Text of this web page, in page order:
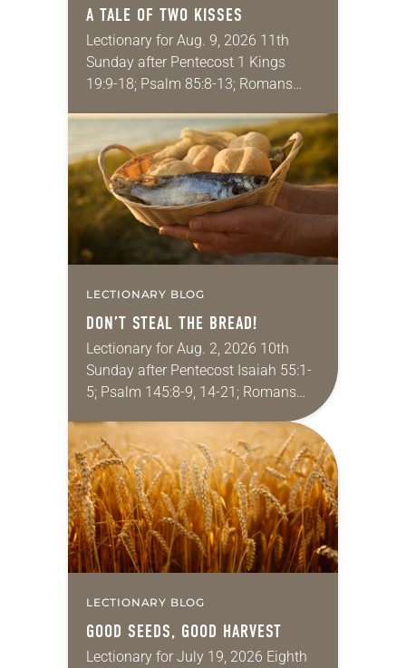
A TALE OF TWO KISSES
Lectionary for Aug. 9, 2026 11th
Sunday after Pentecost 1 Kings
19:9-18; Psalm 85:8-13; Romans
that symmetry is tied to perceptions
of beauty. Denzel Washington’s…
LECTIONARY BLOG
DON’T STEAL THE BREAD!
Lectionary for Aug. 2, 2026 10th
Sunday after Pentecost Isaiah 55:1-
5; Psalm 145:8-9, 14-21; Romans
9:1-5; Matthew 14:13-21 One of the
proverbs we quote most in my
house is: “An…
LECTIONARY BLOG
GOOD SEEDS, GOOD HARVEST
Lectionary for July 19, 2026 Eighth